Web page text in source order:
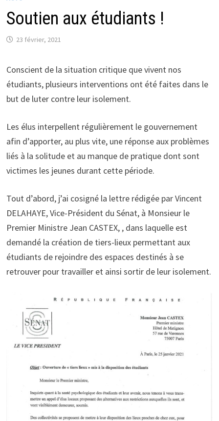
Soutien aux étudiants !
23 février, 2021
Conscient de la situation critique que vivent nos
étudiants, plusieurs interventions ont été faites dans le
but de luter contre leur isolement.
Les élus interpellent régulièrement le gouvernement
afin d’apporter, au plus vite, une réponse aux problèmes
liés à la solitude et au manque de pratique dont sont
victimes les jeunes durant cette période.
Tout d’abord, j’ai cosigné la lettre rédigée par Vincent
DELAHAYE, Vice-Président du Sénat, à Monsieur le
Premier Ministre Jean CASTEX, , dans laquelle est
demandé la création de tiers-lieux permettant aux
étudiants de rejoindre des espaces destinés à se
retrouver pour travailler et ainsi sortir de leur isolement.